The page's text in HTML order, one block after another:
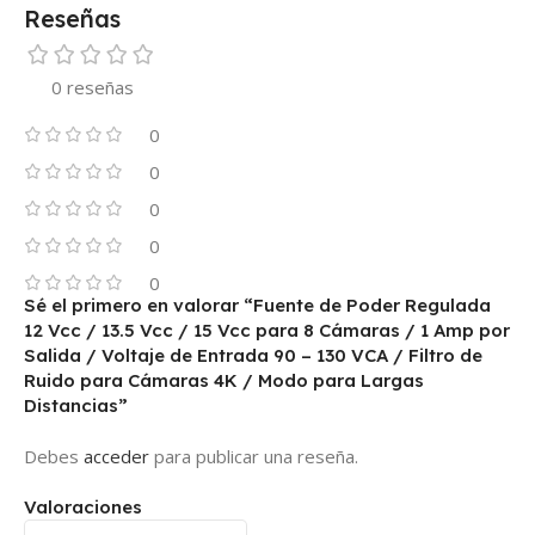
Reseñas
0 reseñas
0
0
0
0
0
Valoraciones
Sé el primero en valorar “Fuente de Poder Regulada
12 Vcc / 13.5 Vcc / 15 Vcc para 8 Cámaras / 1 Amp por
Salida / Voltaje de Entrada 90 – 130 VCA / Filtro de
Ruido para Cámaras 4K / Modo para Largas
Distancias”
Debes acceder para publicar una reseña.